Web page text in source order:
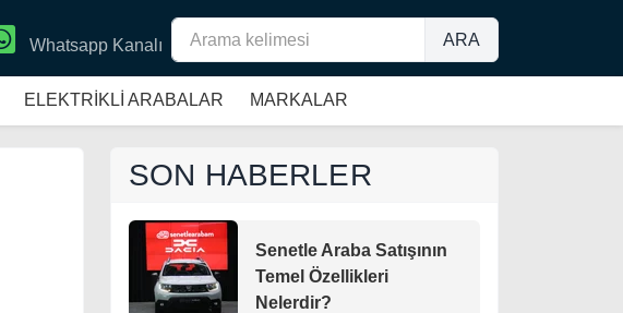
ARA
Whatsapp Kanalı
ELEKTRİKLİ ARABALAR MARKALAR
SON HABERLER
Senetle Araba Satışının
Temel Özellikleri
Nelerdir?